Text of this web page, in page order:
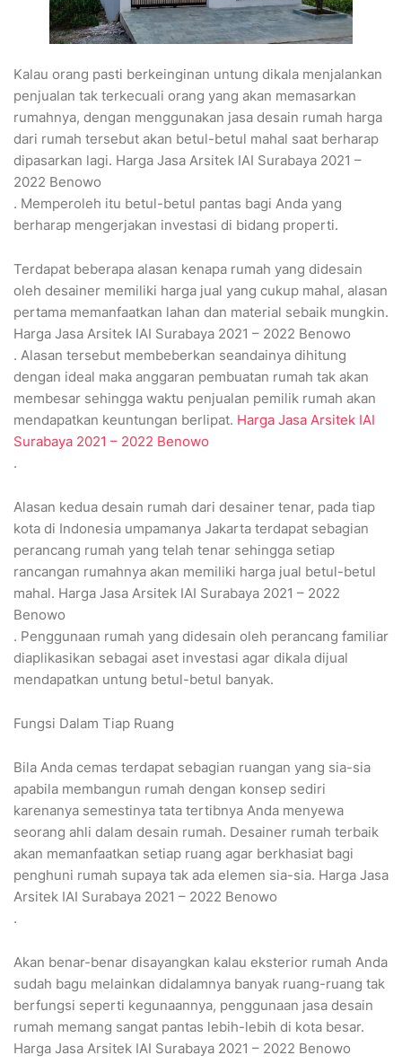
Kalau orang pasti berkeinginan untung dikala menjalankan
penjualan tak terkecuali orang yang akan memasarkan
rumahnya, dengan menggunakan jasa desain rumah harga
dari rumah tersebut akan betul-betul mahal saat berharap
dipasarkan lagi. Harga Jasa Arsitek IAI Surabaya 2021 –
2022 Benowo
. Memperoleh itu betul-betul pantas bagi Anda yang
berharap mengerjakan investasi di bidang properti.
Terdapat beberapa alasan kenapa rumah yang didesain
oleh desainer memiliki harga jual yang cukup mahal, alasan
pertama memanfaatkan lahan dan material sebaik mungkin.
Harga Jasa Arsitek IAI Surabaya 2021 – 2022 Benowo
. Alasan tersebut membeberkan seandainya dihitung
dengan ideal maka anggaran pembuatan rumah tak akan
membesar sehingga waktu penjualan pemilik rumah akan
mendapatkan keuntungan berlipat. Harga Jasa Arsitek IAI
Surabaya 2021 – 2022 Benowo
.
Alasan kedua desain rumah dari desainer tenar, pada tiap
kota di Indonesia umpamanya Jakarta terdapat sebagian
perancang rumah yang telah tenar sehingga setiap
rancangan rumahnya akan memiliki harga jual betul-betul
mahal. Harga Jasa Arsitek IAI Surabaya 2021 – 2022
Benowo
. Penggunaan rumah yang didesain oleh perancang familiar
diaplikasikan sebagai aset investasi agar dikala dijual
mendapatkan untung betul-betul banyak.
Fungsi Dalam Tiap Ruang
Bila Anda cemas terdapat sebagian ruangan yang sia-sia
apabila membangun rumah dengan konsep sediri
karenanya semestinya tata tertibnya Anda menyewa
seorang ahli dalam desain rumah. Desainer rumah terbaik
akan memanfaatkan setiap ruang agar berkhasiat bagi
penghuni rumah supaya tak ada elemen sia-sia. Harga Jasa
Arsitek IAI Surabaya 2021 – 2022 Benowo
.
Akan benar-benar disayangkan kalau eksterior rumah Anda
sudah bagu melainkan didalamnya banyak ruang-ruang tak
berfungsi seperti kegunaannya, penggunaan jasa desain
rumah memang sangat pantas lebih-lebih di kota besar.
Harga Jasa Arsitek IAI Surabaya 2021 – 2022 Benowo